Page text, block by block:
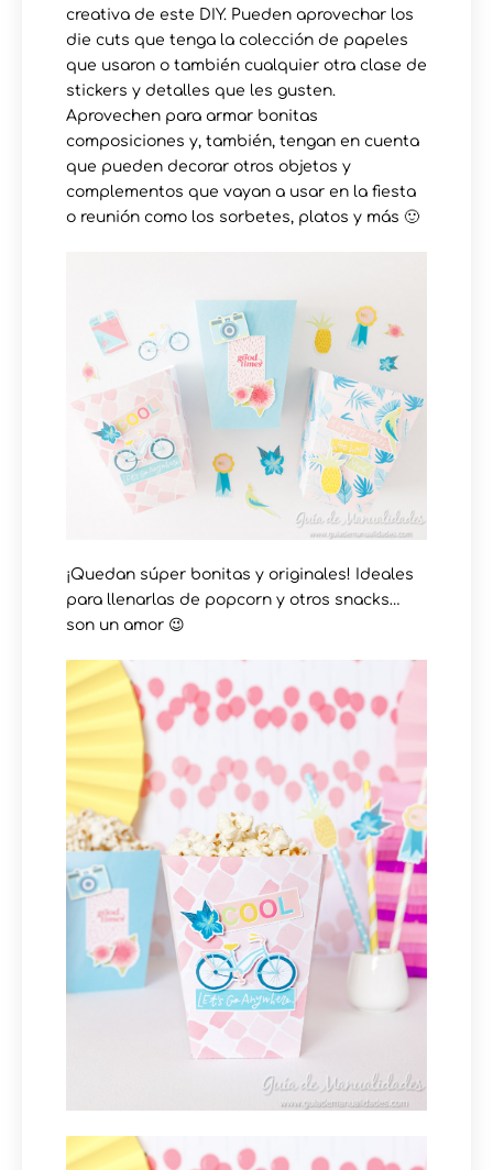
creativa de este DIY. Pueden aprovechar los
die cuts que tenga la colección de papeles
que usaron o también cualquier otra clase de
stickers y detalles que les gusten.
Aprovechen para armar bonitas
composiciones y, también, tengan en cuenta
que pueden decorar otros objetos y
complementos que vayan a usar en la fiesta
o reunión como los sorbetes, platos y más 🙂
¡Quedan súper bonitas y originales! Ideales
para llenarlas de popcorn y otros snacks…
son un amor 😉